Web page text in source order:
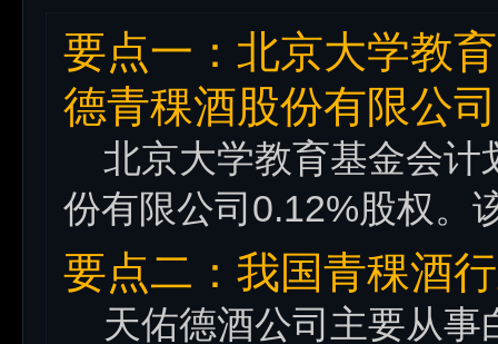
要点一：北京大学教
德青稞酒股份有限公
北京大学教育基金会计
份有限公司0.12%股权。
要点二：我国青稞酒
天佑德酒公司主要从事